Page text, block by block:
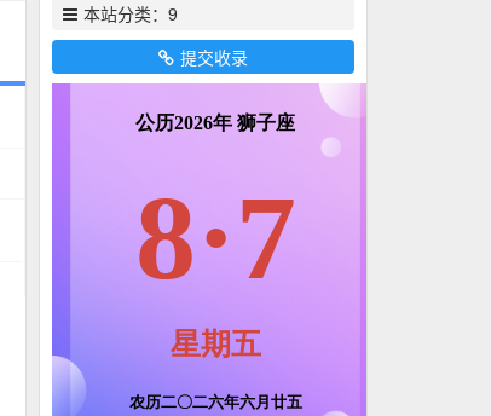
本站分类： 9
提交收录